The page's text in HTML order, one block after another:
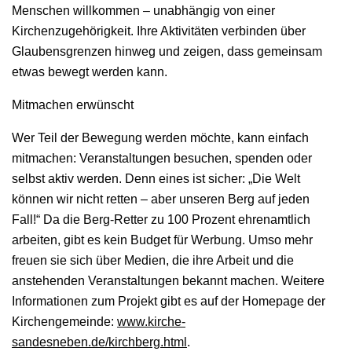
Menschen willkommen – unabhängig von einer
Kirchenzugehörigkeit. Ihre Aktivitäten verbinden über
Glaubensgrenzen hinweg und zeigen, dass gemeinsam
etwas bewegt werden kann.
Mitmachen erwünscht
Wer Teil der Bewegung werden möchte, kann einfach
mitmachen: Veranstaltungen besuchen, spenden oder
selbst aktiv werden. Denn eines ist sicher: „Die Welt
können wir nicht retten – aber unseren Berg auf jeden
Fall!“ Da die Berg-Retter zu 100 Prozent ehrenamtlich
arbeiten, gibt es kein Budget für Werbung. Umso mehr
freuen sie sich über Medien, die ihre Arbeit und die
anstehenden Veranstaltungen bekannt machen. Weitere
Informationen zum Projekt gibt es auf der Homepage der
Kirchengemeinde: www.kirche-
sandesneben.de/kirchberg.html .